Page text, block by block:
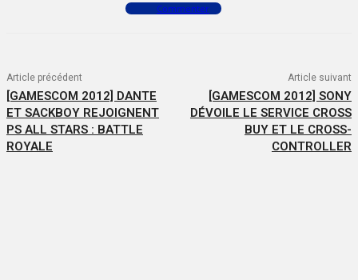
Commenter
Article précédent
[GAMESCOM 2012] DANTE
ET SACKBOY REJOIGNENT
PS ALL STARS : BATTLE
ROYALE
Article suivant
[GAMESCOM 2012] SONY
DÉVOILE LE SERVICE CROSS
BUY ET LE CROSS-
CONTROLLER